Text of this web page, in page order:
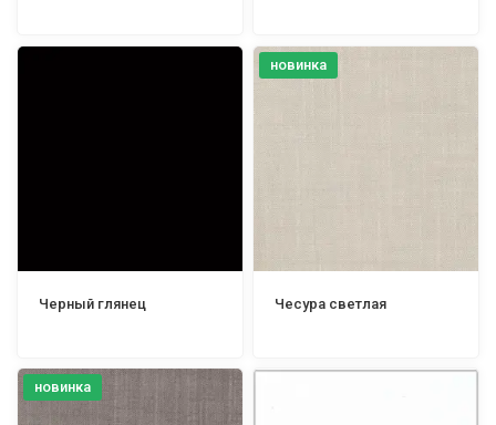
Черный глянец
новинка
Чесура светлая
новинка